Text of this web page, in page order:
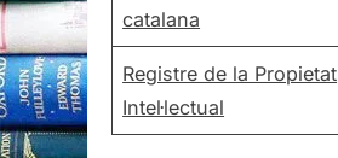
catalana
Registre de la Propietat
Intel·lectual